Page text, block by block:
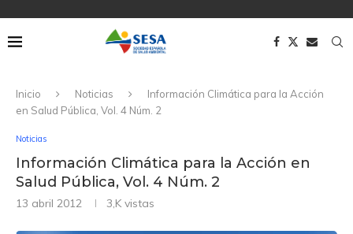
Inicio Noticias
Información Climática para la Acción
en Salud Pública, Vol. 4 Núm. 2
Noticias
Información Climática para la Acción en
Salud Pública, Vol. 4 Núm. 2
13 abril 2012 3,K vistas